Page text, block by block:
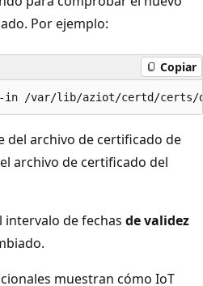
Por ejemplo:
Copiar
del archivo de certificado de
archivo de certificado del
intervalo de fechas de validez
muestran cómo IoT